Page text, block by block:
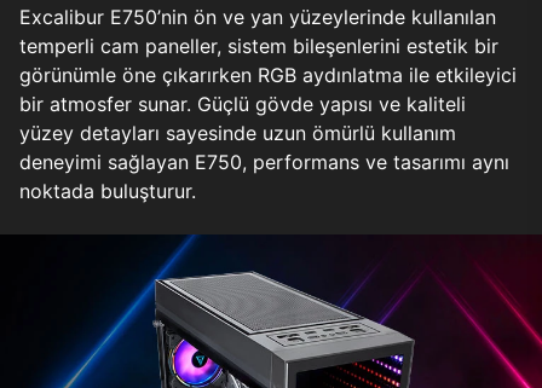
Excalibur E750’nin ön ve yan yüzeylerinde kullanılan
temperli cam paneller, sistem bileşenlerini estetik bir
görünümle öne çıkarırken RGB aydınlatma ile etkileyici
bir atmosfer sunar. Güçlü gövde yapısı ve kaliteli
yüzey detayları sayesinde uzun ömürlü kullanım
deneyimi sağlayan E750, performans ve tasarımı aynı
noktada buluşturur.